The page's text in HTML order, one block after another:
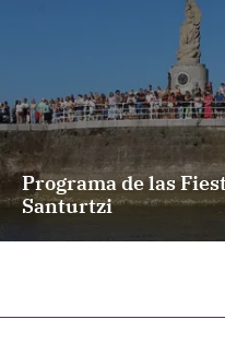
Programa de las
Santurtzi